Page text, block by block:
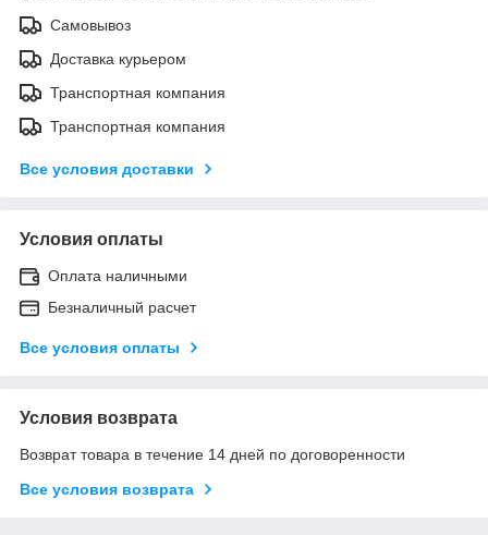
Самовывоз
Доставка курьером
Транспортная компания
Транспортная компания
Все условия доставки
Условия оплаты
Оплата наличными
Безналичный расчет
Все условия оплаты
Условия возврата
Возврат товара в течение 14 дней по договоренности
Все условия возврата